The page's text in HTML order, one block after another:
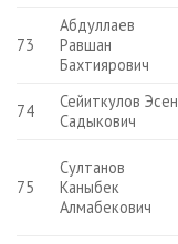
73
Абдуллаев
Равшан
Бахтиярович
74
Сейиткулов Эсен
Садыкович
75
Султанов
Каныбек
Алмабекович